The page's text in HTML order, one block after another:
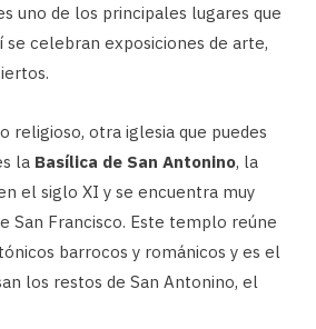
uno de los principales lugares que
celebran exposiciones de arte,
religioso, otra iglesia que puedes
la Basílica de San Antonino, la
el siglo XI y se encuentra muy
San Francisco. Este templo reúne
barrocos y románicos y es el
los restos de San Antonino, el